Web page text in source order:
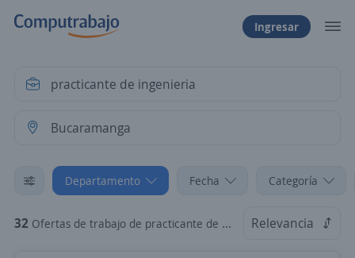
Ingresar
Departamento Fecha Categoría
32 Ofertas de trabajo de practicante de ingenieria en Bucaramanga, Santander Relevancia